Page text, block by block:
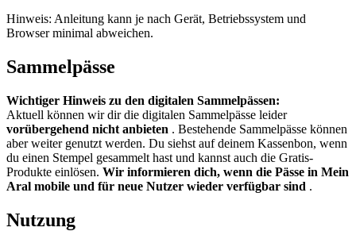
Hinweis: Anleitung kann je nach Gerät, Betriebssystem und
Browser minimal abweichen.
Sammelpässe
Wichtiger Hinweis zu den digitalen Sammelpässen:
Aktuell können wir dir die digitalen Sammelpässe leider
vorübergehend nicht anbieten . Bestehende Sammelpässe können
aber weiter genutzt werden. Du siehst auf deinem Kassenbon, wenn
du einen Stempel gesammelt hast und kannst auch die Gratis-
Produkte einlösen. Wir informieren dich, wenn die Pässe in Mein
Aral mobile und für neue Nutzer wieder verfügbar sind .
Nutzung